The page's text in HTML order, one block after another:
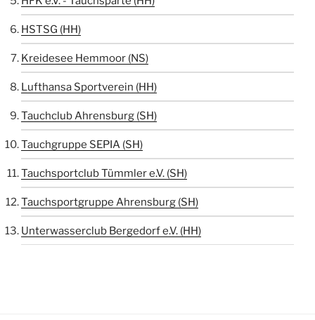
HSTSG (HH)
Kreidesee Hemmoor (NS)
Lufthansa Sportverein (HH)
Tauchclub Ahrensburg (SH)
Tauchgruppe SEPIA (SH)
Tauchsportclub Tümmler e.V. (SH)
Tauchsportgruppe Ahrensburg (SH)
Unterwasserclub Bergedorf e.V. (HH)